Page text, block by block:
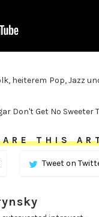
heiterem Pop, Jazz
Don't Get No Sweeter
THIS
Tweet on